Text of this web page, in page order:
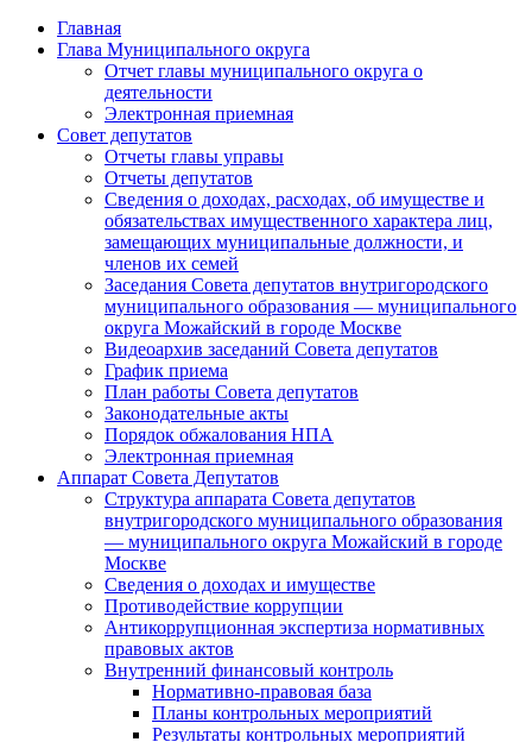
Главная
Глава Муниципального округа
Отчет главы муниципального округа о
деятельности
Электронная приемная
Совет депутатов
Отчеты главы управы
Отчеты депутатов
Сведения о доходах, расходах, об имуществе и
обязательствах имущественного характера лиц,
замещающих муниципальные должности, и
членов их семей
Заседания Совета депутатов внутригородского
муниципального образования — муниципального
округа Можайский в городе Москве
Видеоархив заседаний Совета депутатов
График приема
План работы Совета депутатов
Законодательные акты
Порядок обжалования НПА
Электронная приемная
Аппарат Совета Депутатов
Структура аппарата Совета депутатов
внутригородского муниципального образования
— муниципального округа Можайский в городе
Москве
Сведения о доходах и имуществе
Противодействие коррупции
Антикоррупционная экспертиза нормативных
правовых актов
Внутренний финансовый контроль
Нормативно-правовая база
Планы контрольных мероприятий
Результаты контрольных мероприятий